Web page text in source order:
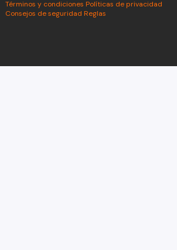
Términos y condiciones Políticas de privacidad
Consejos de seguridad Reglas